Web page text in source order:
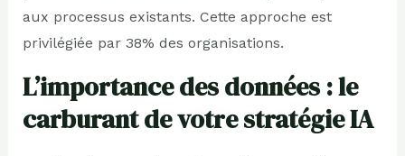
aux processus existants. Cette approche est
privilégiée par 38% des organisations.
L’importance des données : le
carburant de votre stratégie IA